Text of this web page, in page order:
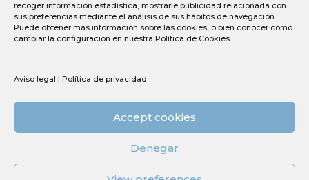
recoger información estadística, mostrarle publicidad relacionada con
sus preferencias mediante el análisis de sus hábitos de navegación.
Puede obtener más información sobre las cookies, o bien conocer cómo
cambiar la configuración en nuestra Política de Cookies.
Aviso legal | Política de privacidad
Accept cookies
Denegar
Aviso Legal
Condiciones generales de compra
Política de privacidad
Sostenibilidad
Tdi